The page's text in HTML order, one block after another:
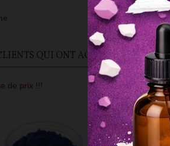
UE
QUI ONT ACHETÉ CE
de prix !!!